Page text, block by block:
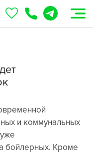
и коммунальных
бойлерных. Кроме